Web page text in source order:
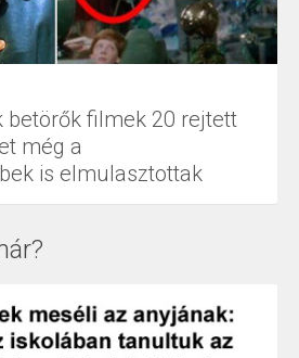
betörők filmek 20 rejtett
még a
is elmulasztottak